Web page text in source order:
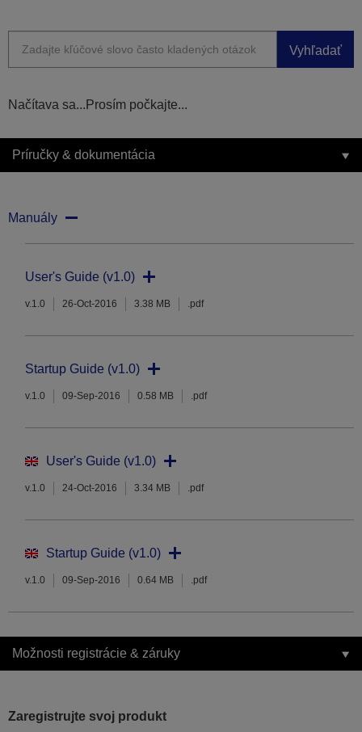
Vyhľadať
Načítava sa...Prosím počkajte...
Príručky & dokumentácia
Manuály
User's Guide (v1.0)
v.1.0 26-Oct-2016 3.38 MB .pdf
Startup Guide (v1.0)
v.1.0 09-Sep-2016 0.58 MB .pdf
User's Guide (v1.0)
v.1.0 24-Oct-2016 3.34 MB .pdf
Startup Guide (v1.0)
v.1.0 09-Sep-2016 0.64 MB .pdf
Možnosti registrácie & záruky
Zaregistrujte svoj produkt